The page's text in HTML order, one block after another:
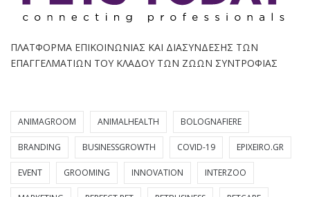
ΠΛΑΤΦΟΡΜΑ ΕΠΙΚΟΙΝΩΝΙΑΣ ΚΑΙ ΔΙΑΣΥΝΔΕΣΗΣ ΤΩΝ
ΕΠΑΓΓΕΛΜΑΤΙΩΝ ΤΟΥ ΚΛΑΔΟΥ ΤΩΝ ΖΩΩΝ ΣΥΝΤΡΟΦΙΑΣ
ANIMAGROOM ANIMALHEALTH BOLOGNAFIERE
BRANDING BUSINESSGROWTH COVID-19 EPIXEIRO.GR
EVENT GROOMING INNOVATION INTERZOO